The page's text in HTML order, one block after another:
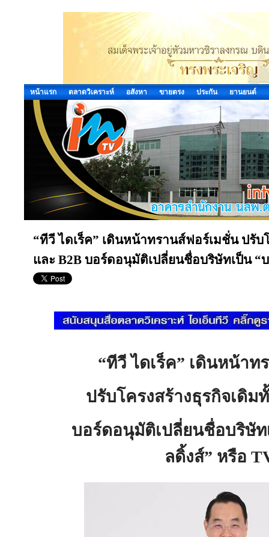
หน้าแรก ตลาดวิเคราะห์ อสังหา ขายตรง ประกัน ยานยนต์
“ทีวี ไดเร็ค” เดินหน้าทรานส์ฟอร์เมชั่น ปรับ
และ B2B บอร์ดอนุมัติเปลี่ยนชื่อบริษัทเป็น “
“ทีวี ไดเร็ค” เดินหน้า
ปรับโครงสร้างธุรกิจเดิม
บอร์ดอนุมัติเปลี่ยนชื่อบริษัท
ลดิ้งส์” หรือ